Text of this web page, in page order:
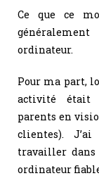
Ce que ce
ordinateur.
Pour ma part,
activité était
parents en
clientes).
travailler dans
ordinateur